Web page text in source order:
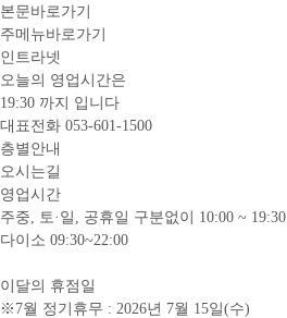
본문바로가기
주메뉴바로가기
인트라넷
오늘의 영업시간은
19:30 까지 입니다
대표전화 053-601-1500
층별안내
오시는길
영업시간
주중, 토·일, 공휴일 구분없이 10:00 ~ 19:30
다이소 09:30~22:00
이달의 휴점일
※7월 정기휴무 : 2026년 7월 15일(수)